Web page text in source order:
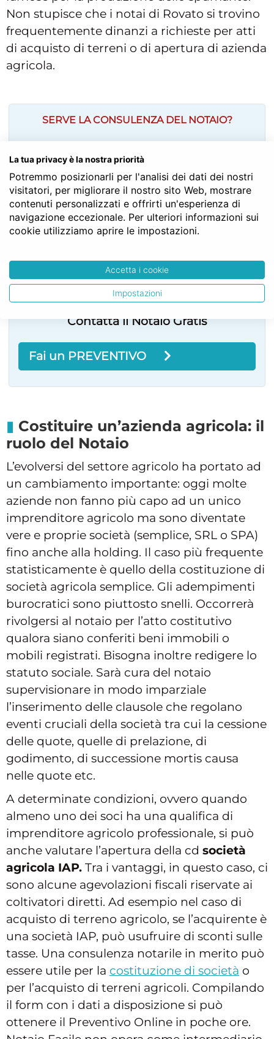
Non stupisce che i notai di Rovato si trovino
frequentemente dinanzi a richieste per atti
di acquisto di terreni o di apertura di azienda
agricola.
SERVE LA CONSULENZA DEL NOTAIO?
Contatta il Notaio Gratis
Fai un PREVENTIVO
Costituire un’azienda agricola: il
ruolo del Notaio
L’evolversi del settore agricolo ha portato ad
un cambiamento importante: oggi molte
aziende non fanno più capo ad un unico
imprenditore agricolo ma sono diventate
vere e proprie società (semplice, SRL o SPA)
fino anche alla holding. Il caso più frequente
statisticamente è quello della costituzione di
società agricola semplice. Gli adempimenti
burocratici sono piuttosto snelli. Occorrerà
rivolgersi al notaio per l’atto costitutivo
qualora siano conferiti beni immobili o
mobili registrati. Bisogna inoltre redigere lo
statuto sociale. Sarà cura del notaio
supervisionare in modo imparziale
l’inserimento delle clausole che regolano
eventi cruciali della società tra cui la cessione
delle quote, quelle di prelazione, di
godimento, di successione mortis causa
nelle quote etc.
A determinate condizioni, ovvero quando
almeno uno dei soci ha una qualifica di
imprenditore agricolo professionale, si può
anche valutare l’apertura della cd società
agricola IAP. Tra i vantaggi, in questo caso, ci
sono alcune agevolazioni fiscali riservate ai
coltivatori diretti. Ad esempio nel caso di
acquisto di terreno agricolo, se l’acquirente è
una società IAP, può usufruire di sconti sulle
tasse. Una consulenza notarile in merito può
essere utile per la costituzione di società o
per l’acquisto di terreni agricoli. Compilando
il form con i dati a disposizione si può
ottenere il Preventivo Online in poche ore.
La tua privacy è la nostra priorità
Potremmo posizionarli per l'analisi dei dati dei nostri
visitatori, per migliorare il nostro sito Web, mostrare
contenuti personalizzati e offrirti un'esperienza di
navigazione eccezionale. Per ulteriori informazioni sui
cookie utilizziamo aprire le impostazioni.
Accetta i cookie
Impostazioni